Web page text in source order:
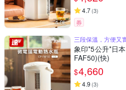
4.7(3)
券
三段保溫，方便又
象印*5公升*日
FAF50)(快)
$4,660
4.9 (3)